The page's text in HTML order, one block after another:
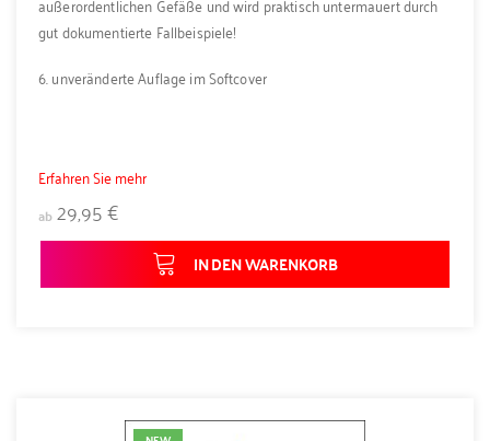
gut dokumentierte Fallbeispiele!
6. unveränderte Auflage im Softcover
Erfahren Sie mehr
ab29,95 €
IN DEN WARENKORB